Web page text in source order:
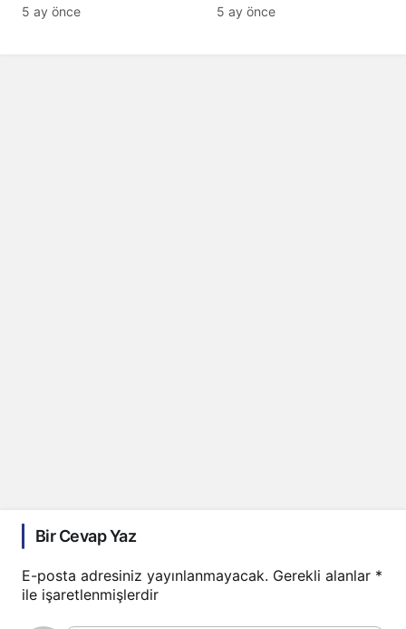
klasik yorumuyla
5 ay önce
Patlama, Sirenler ve
5 ay önce
Bir Cevap Yaz
E-posta adresiniz yayınlanmayacak. Gerekli alanlar *
ile işaretlenmişlerdir